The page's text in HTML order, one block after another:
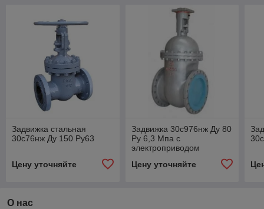
Задвижка стальная
30с76нж Ду 150 Ру63
Цену уточняйте
Задвижка 30с976нж Ду 80
Ру 6,3 Мпа с
электроприводом
Цену уточняйте
О нас